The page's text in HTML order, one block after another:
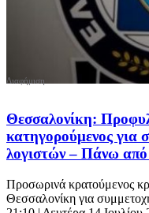
Θεσσαλονίκη:
κατηγορούμενος για
λογιστών – Πάνω από
Προσωρινά κρατούμενος
Θεσσαλονίκη για